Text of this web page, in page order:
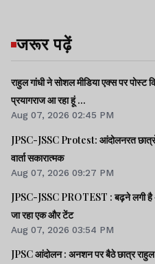
जरूर पढ़ें
राहुल गांधी ने सोशल मीडिया एक्स पर
प्रयागराज आ रहा हूं ...
Aug 07, 2026 02:45 PM
JPSC-JSSC Protest: आंदोलनरत
वार्ता सकारात्मक
Aug 07, 2026 09:27 PM
JPSC-JSSC PROTEST : बढ़ने लगी है
जा रहा एक और टेंट
Aug 07, 2026 03:54 PM
JPSC आंदोलन : अनशन पर बैठे छात्र राहुल